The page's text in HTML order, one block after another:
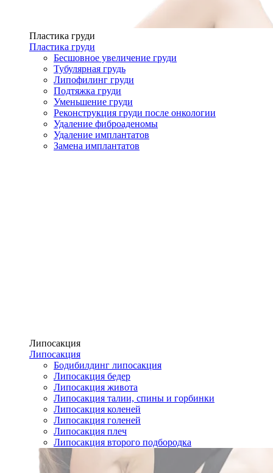
Пластика груди
Пластика груди
Бесшовное увеличение груди
Тубулярная грудь
Липофилинг груди
Подтяжка груди
Уменьшение груди
Реконструкция груди после онкологии
Удаление фиброаденомы
Удаление имплантатов
Замена имплантатов
Липосакция
Липосакция
Бодибилдинг липосакция
Липосакция бедер
Липосакция живота
Липосакция талии, спины и горбинки
Липосакция коленей
Липосакция голеней
Липосакция плеч
Липосакция второго подбородка